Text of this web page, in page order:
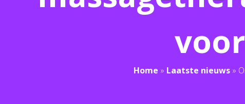
Home » Laatste nieuws»